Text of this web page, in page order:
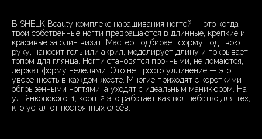
В SHELK Beauty комплекс наращивания ногтей — это когда
твои собственные ногти превращаются в длинные, крепкие и
красивые за один визит. Мастер подбирает форму под твою
руку, наносит гель или акрил, моделирует длину и покрывает
топом для глянца. Ногти становятся прочными, не ломаются,
держат форму неделями. Это не просто удлинение — это
уверенность в каждом жесте. Многие приходят с короткими
обгрызенными ногтями, а уходят с идеальным маникюром. На
ул. Янковского, 1, корп. 2 это работает как волшебство для тех,
кто устал от постоянных слоёв.